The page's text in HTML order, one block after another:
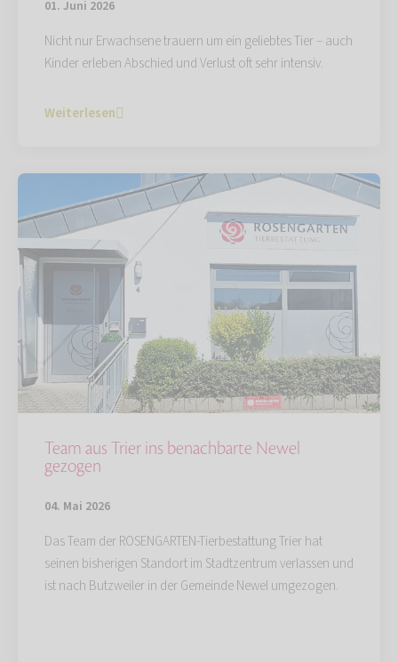
01. Juni 2026
Nicht nur Erwachsene trauern um ein geliebtes Tier – auch
Kinder erleben Abschied und Verlust oft sehr intensiv.
Weiterlesen
Team aus Trier ins benachbarte Newel
gezogen
04. Mai 2026
Das Team der ROSENGARTEN-Tierbestattung Trier hat
seinen bisherigen Standort im Stadtzentrum verlassen und
ist nach Butzweiler in der Gemeinde Newel umgezogen.